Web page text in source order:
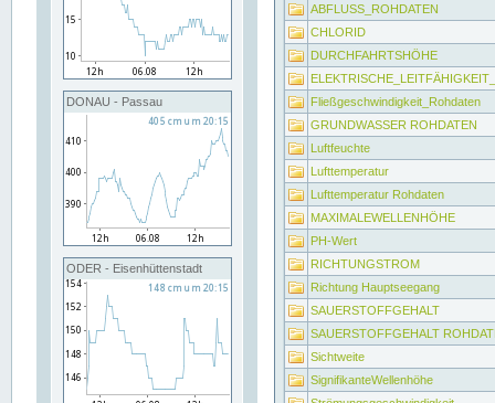
DONAU - Passau
ODER - Eisenhüttenstadt
ABFLUSS_ROHDATEN
CHLORID
DURCHFAHRTSHÖHE
Fließgeschwindigkeit_Rohdaten
GRUNDWASSER ROHDATEN
Luftfeuchte
Lufttemperatur
Lufttemperatur Rohdaten
MAXIMALEWELLENHÖHE
PH-Wert
RICHTUNGSTROM
Richtung Hauptseegang
SAUERSTOFFGEHALT
SAUERSTOFFGEHALT
Sichtweite
SignifikanteWellenhöhe